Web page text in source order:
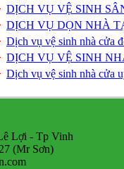
DỊCH VỤ VỆ SINH
DỊCH VỤ DỌN NHÀ
Dịch vụ vệ sinh nhà cửa
DỊCH VỤ VỆ SINH
Dịch vụ vệ sinh nhà cửa
Lợi - Tp Vinh
(Mr Sơn)